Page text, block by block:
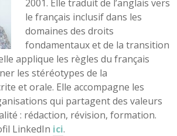
2001. Elle traduit de l’anglais vers
le français inclusif dans les
domaines des droits
fondamentaux et de la transition
applique les règles du français
les stéréotypes de la
et orale. Elle accompagne les
qui partagent des valeurs
: rédaction, révision, formation.
LinkedIn ici.